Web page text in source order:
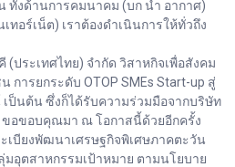
ทั้งด้านการคมนาคม (บก น้ำ อากาศ)
ทอร์เน็ต) เราต้องดำเนินการให้ทั่วถึง
(ประเทศไทย) จำกัด วิสาหกิจเพื่อสังคม
ารยกระดับ OTOP SMEs Start-up สู่
ป็นต้น ซึ่งก็ได้รับความร่วมมือจากบริษัท
ขอขอบคุณมา ณ โอกาสนี้ด้วยอีกครั้ง
เบียงพัฒนาเศรษฐกิจพิเศษภาคตะวัน
มอุตสาหกรรมเป้าหมาย ตามนโยบาย